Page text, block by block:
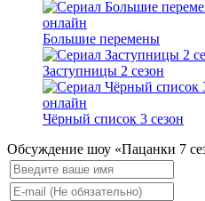
Большие перемены
Заступницы 2 сезон
Чёрный список 3 сезон
Обсуждение шоу «Пацанки 7